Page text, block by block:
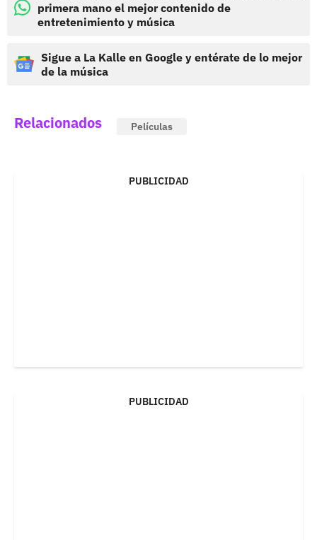
primera mano el mejor contenido de
entretenimiento y música
Sigue a La Kalle en Google y entérate de lo mejor
de la música
Relacionados Películas
PUBLICIDAD
PUBLICIDAD